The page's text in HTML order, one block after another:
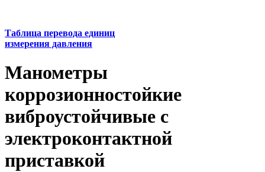
Таблица перевода единиц
измерения давления
Манометры
коррозионностойкие
виброустойчивые с
электроконтактной
приставкой